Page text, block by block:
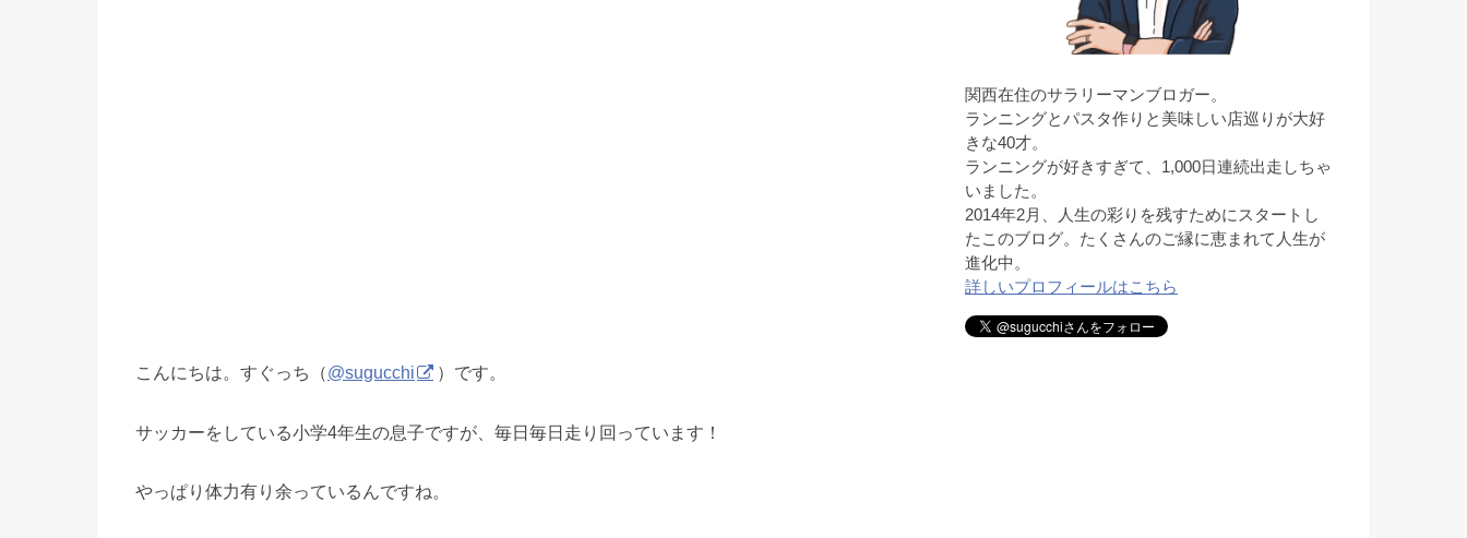
こんにちは。すぐっち（@sugucchi ）です。
サッカーをしている小学4年生の息子ですが、毎日毎日走り回っています！
やっぱり体力有り余っているんですね。
関西在住のサラリーマンブロガー。
ランニングとパスタ作りと美味しい店巡りが大好
きな40才。
ランニングが好きすぎて、1,000日連続出走しちゃ
いました。
2014年2月、人生の彩りを残すためにスタートし
たこのブログ。たくさんのご縁に恵まれて人生が
進化中。
詳しいプロフィールはこちら